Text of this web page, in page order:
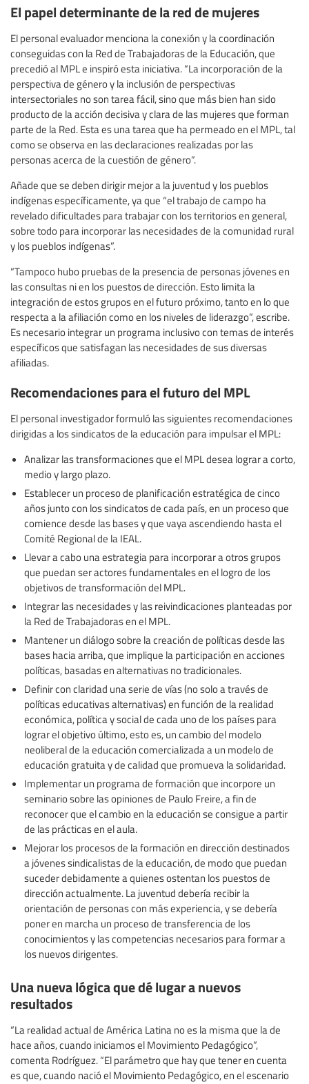
El papel determinante de la red de mujeres
El personal evaluador menciona la conexión y la coordinación
conseguidas con la Red de Trabajadoras de la Educación, que
precedió al MPL e inspiró esta iniciativa. “La incorporación de la
perspectiva de género y la inclusión de perspectivas
intersectoriales no son tarea fácil, sino que más bien han sido
producto de la acción decisiva y clara de las mujeres que forman
parte de la Red. Esta es una tarea que ha permeado en el MPL, tal
como se observa en las declaraciones realizadas por las
personas acerca de la cuestión de género”.
Añade que se deben dirigir mejor a la juventud y los pueblos
indígenas específicamente, ya que “el trabajo de campo ha
revelado dificultades para trabajar con los territorios en general,
sobre todo para incorporar las necesidades de la comunidad rural
y los pueblos indígenas”.
“Tampoco hubo pruebas de la presencia de personas jóvenes en
las consultas ni en los puestos de dirección. Esto limita la
integración de estos grupos en el futuro próximo, tanto en lo que
respecta a la afiliación como en los niveles de liderazgo”, escribe.
Es necesario integrar un programa inclusivo con temas de interés
específicos que satisfagan las necesidades de sus diversas
afiliadas.
Recomendaciones para el futuro del MPL
El personal investigador formuló las siguientes recomendaciones
dirigidas a los sindicatos de la educación para impulsar el MPL:
Analizar las transformaciones que el MPL desea lograr a corto,
medio y largo plazo.
Establecer un proceso de planificación estratégica de cinco
años junto con los sindicatos de cada país, en un proceso que
comience desde las bases y que vaya ascendiendo hasta el
Comité Regional de la IEAL.
Llevar a cabo una estrategia para incorporar a otros grupos
que puedan ser actores fundamentales en el logro de los
objetivos de transformación del MPL.
Integrar las necesidades y las reivindicaciones planteadas por
la Red de Trabajadoras en el MPL.
Mantener un diálogo sobre la creación de políticas desde las
bases hacia arriba, que implique la participación en acciones
políticas, basadas en alternativas no tradicionales.
Definir con claridad una serie de vías (no solo a través de
políticas educativas alternativas) en función de la realidad
económica, política y social de cada uno de los países para
lograr el objetivo último, esto es, un cambio del modelo
neoliberal de la educación comercializada a un modelo de
educación gratuita y de calidad que promueva la solidaridad.
Implementar un programa de formación que incorpore un
seminario sobre las opiniones de Paulo Freire, a fin de
reconocer que el cambio en la educación se consigue a partir
de las prácticas en el aula.
Mejorar los procesos de la formación en dirección destinados
a jóvenes sindicalistas de la educación, de modo que puedan
suceder debidamente a quienes ostentan los puestos de
dirección actualmente. La juventud debería recibir la
orientación de personas con más experiencia, y se debería
poner en marcha un proceso de transferencia de los
conocimientos y las competencias necesarios para formar a
los nuevos dirigentes.
Una nueva lógica que dé lugar a nuevos
resultados
“La realidad actual de América Latina no es la misma que la de
hace años, cuando iniciamos el Movimiento Pedagógico”,
comenta Rodríguez. “El parámetro que hay que tener en cuenta
es que, cuando nació el Movimiento Pedagógico, en el escenario